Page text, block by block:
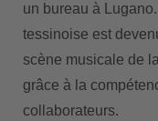
un bureau à
tessinoise est
scène musicale de
grâce à la
collaborateurs.